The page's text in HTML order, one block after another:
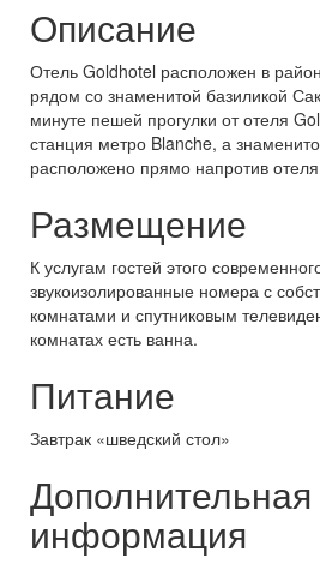
Описание
Отель Goldhotel расположен в
рядом со знаменитой базиликой
минуте пешей прогулки от отеля
станция метро Blanche, а
расположено прямо напротив
Размещение
К услугам гостей этого
звукоизолированные номера с
комнатами и спутниковым
комнатах есть ванна.
Питание
Завтрак «шведский стол»
Дополнительная
информация